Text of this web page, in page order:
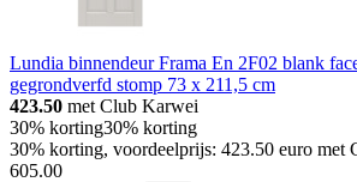
Lundia binnendeur Frama En 2F02 blank
gegrondverfd stomp 73 x 211,5 cm
423.50 met Club Karwei
30% korting30% korting
30% korting, voordeelprijs: 423.50 euro met
605.00